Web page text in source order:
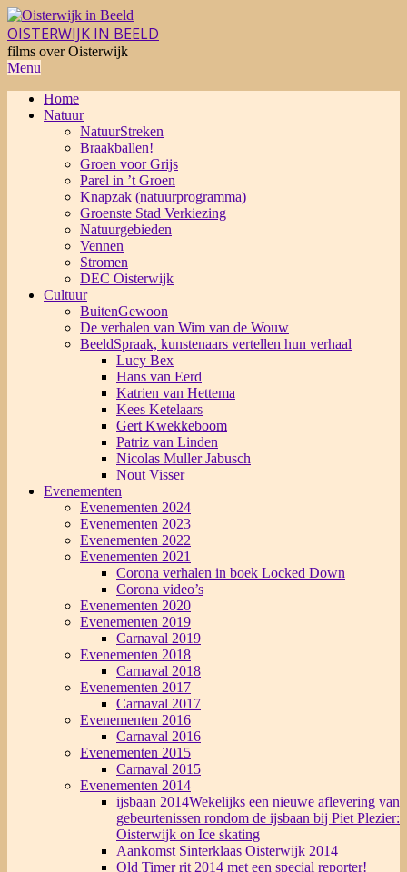
Skip
to
content
OISTERWIJK IN BEELD
films over Oisterwijk
Primary
Menu
Menu
Home
Natuur
NatuurStreken
Braakballen!
Groen voor Grijs
Parel in ’t Groen
Knapzak (natuurprogramma)
Groenste Stad Verkiezing
Natuurgebieden
Vennen
Stromen
DEC Oisterwijk
Cultuur
BuitenGewoon
De verhalen van Wim van de Wouw
BeeldSpraak, kunstenaars vertellen hun verhaal
Lucy Bex
Hans van Eerd
Katrien van Hettema
Kees Ketelaars
Gert Kwekkeboom
Patriz van Linden
Nicolas Muller Jabusch
Nout Visser
Evenementen
Evenementen 2024
Evenementen 2023
Evenementen 2022
Evenementen 2021
Corona verhalen in boek Locked Down
Corona video’s
Evenementen 2020
Evenementen 2019
Carnaval 2019
Evenementen 2018
Carnaval 2018
Evenementen 2017
Carnaval 2017
Evenementen 2016
Carnaval 2016
Evenementen 2015
Carnaval 2015
Evenementen 2014
ijsbaan 2014Wekelijks een nieuwe aflevering van
gebeurtenissen rondom de ijsbaan bij Piet Plezier:
Oisterwijk on Ice skating
Aankomst Sinterklaas Oisterwijk 2014
Old Timer rit 2014 met een special reporter!